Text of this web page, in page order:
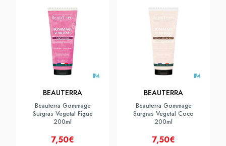
BEAUTERRA
Beauterra Gommage
Surgras Vegetal Figue
200ml
7,50€
BEAUTERRA
Beauterra Gommage
Surgras Vegetal Coco
200ml
7,50€